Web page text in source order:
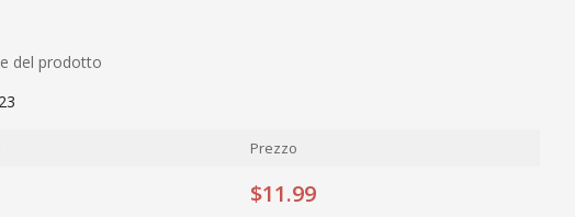
del prodotto
Prezzo
$11.99